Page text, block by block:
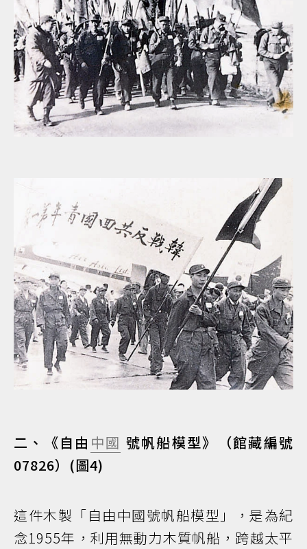
二、《自由 中國 號帆船模型》（館藏編號
07826）(圖4)
這件木製「自由中國號帆船模型」，是為紀
念1955年，利用無動力木質帆船，跨越太平